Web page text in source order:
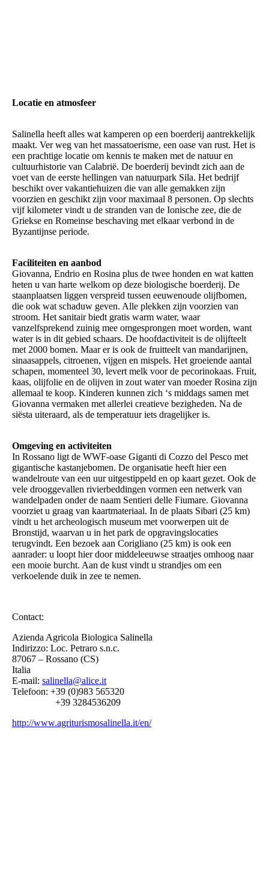
Locatie en atmosfeer
Salinella heeft alles wat kamperen op een boerderij aantrekkelijk
maakt. Ver weg van het massatoerisme, een oase van rust. Het is
een prachtige locatie om kennis te maken met de natuur en
cultuurhistorie van Calabrië. De boerderij bevindt zich aan de
voet van de eerste hellingen van natuurpark Sila. Het bedrijf
beschikt over vakantiehuizen die van alle gemakken zijn
voorzien en geschikt zijn voor maximaal 8 personen. Op slechts
vijf kilometer vindt u de stranden van de Ionische zee, die de
Griekse en Romeinse beschaving met elkaar verbond in de
Byzantijnse periode.
Faciliteiten en aanbod
Giovanna, Endrio en Rosina plus de twee honden en wat katten
heten u van harte welkom op deze biologische boerderij. De
staanplaatsen liggen verspreid tussen eeuwenoude olijfbomen,
die ook wat schaduw geven. Alle plekken zijn voorzien van
stroom. Het sanitair biedt gratis warm water, waar
vanzelfsprekend zuinig mee omgesprongen moet worden, want
water is in dit gebied schaars. De hoofdactiviteit is de olijfteelt
met 2000 bomen. Maar er is ook de fruitteelt van mandarijnen,
sinaasappels, citroenen, vijgen en mispels. Het groeiende aantal
schapen, momenteel 30, levert melk voor de pecorinokaas. Fruit,
kaas, olijfolie en de olijven in zout water van moeder Rosina zijn
allemaal te koop. Kinderen kunnen zich ‘s middags samen met
Giovanna vermaken met allerlei creatieve bezigheden. Na de
siësta uiteraard, als de temperatuur iets dragelijker is.
Omgeving en activiteiten
In Rossano ligt de WWF-oase Giganti di Cozzo del Pesco met
gigantische kastanjebomen. De organisatie heeft hier een
wandelroute van een uur uitgestippeld en op kaart gezet. Ook de
vele drooggevallen rivierbeddingen vormen een netwerk van
wandelpaden onder de naam Sentieri delle Fiumare. Giovanna
voorziet u graag van kaartmateriaal. In de plaats Sibari (25 km)
vindt u het archeologisch museum met voorwerpen uit de
Bronstijd, waarvan u in het park de opgravingslocaties
terugvindt. Een bezoek aan Corigliano (25 km) is ook een
aanrader: u loopt hier door middeleeuwse straatjes omhoog naar
een mooie burcht. Aan de kust vindt u strandjes om een
verkoelende duik in zee te nemen.
Contact:
Azienda Agricola Biologica Salinella
Indirizzo: Loc. Petraro s.n.c.
87067 – Rossano (CS)
Italia
E-mail: salinella@alice.it
Telefoon: +39 (0)983 565320
+39 3284536209
http://www.agriturismosalinella.it/en/